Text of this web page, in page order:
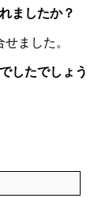
ましたか？
ました。
したでしょう